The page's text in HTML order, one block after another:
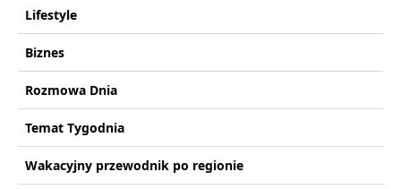
Lifestyle
Biznes
Rozmowa Dnia
Temat Tygodnia
Wakacyjny przewodnik po regionie